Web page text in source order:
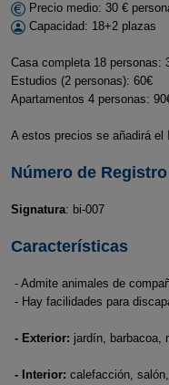
Precio medio: 30 €
Capacidad: 18+2 plazas
Casa completa 18 personas:
Estudios (2 personas): 60€
Apartamentos 4 personas:
A estos precios se añadirá el
Número de
Signatura: bi-007
Características
- Admite animales de
- Hay facilidades para
- Exterior: jardín, barbacoa,
- Interior: calefacción,